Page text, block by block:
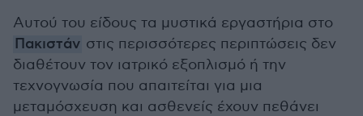
Αυτού του είδους τα μυστικά εργαστήρια στο
Πακιστάν στις περισσότερες περιπτώσεις δεν
διαθέτουν τον ιατρικό εξοπλισμό ή την
τεχνογνωσία που απαιτείται για μια
μεταμόσχευση και ασθενείς έχουν πεθάνει